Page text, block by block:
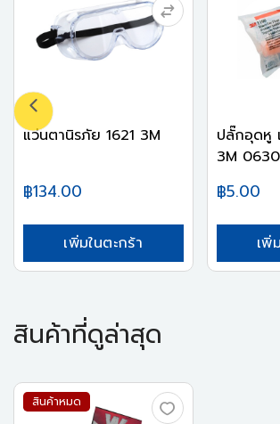
แว่นตานิรภัย 1621 3M
฿134.00
เพิ่มในตะกร้า
ปลั๊กอุดหู
3M
฿5.00
เพิ่
สินค้าที่ดูล่าสุด
สินค้าหมด